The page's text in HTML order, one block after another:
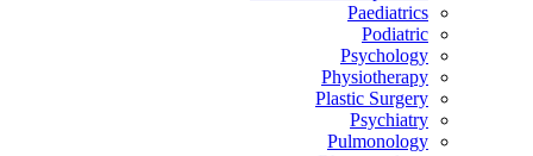
Paediatrics
Podiatric
Psychology
Physiotherapy
Plastic Surgery
Psychiatry
Pulmonology